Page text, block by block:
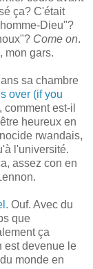
ça? C'était
Dieu"?
Come on.
mon gars.
sa chambre
over (if you
est-il
heureux en
rwandais,
l'université.
assez con en
Ouf. Avec du
que
ça
est devenue le
monde en